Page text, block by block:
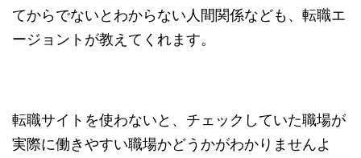
てからでないとわからない人間関係なども、転職エ
ージョントが教えてくれます。
転職サイトを使わないと、チェックしていた職場が
実際に働きやすい職場かどうかがわかりませんよ